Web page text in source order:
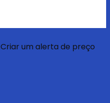
Criar um alerta de preço